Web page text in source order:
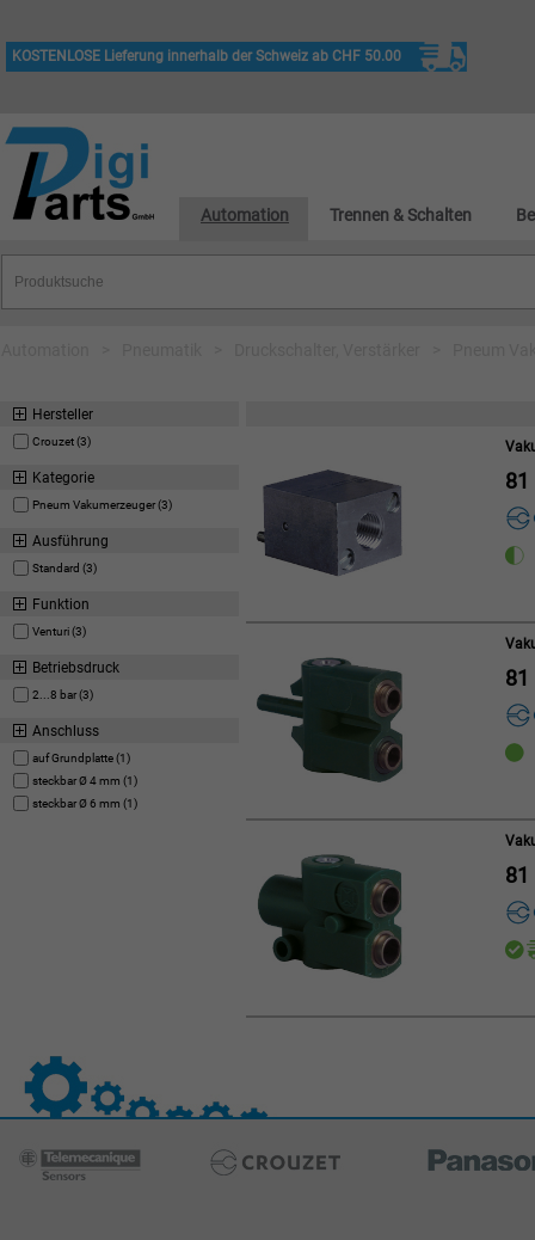
KOSTENLOSE Lieferung innerhalb der Schweiz ab CHF 50.00
Automation Trennen & Schalten
Hersteller
Crouzet (3)
Kategorie
Pneum Vakumerzeuger (3)
Ausführung
Standard (3)
Funktion
Venturi (3)
Betriebsdruck
2...8 bar (3)
Anschluss
auf Grundplatte (1)
steckbar Ø 4 mm (1)
steckbar Ø 6 mm (1)
81
81
81